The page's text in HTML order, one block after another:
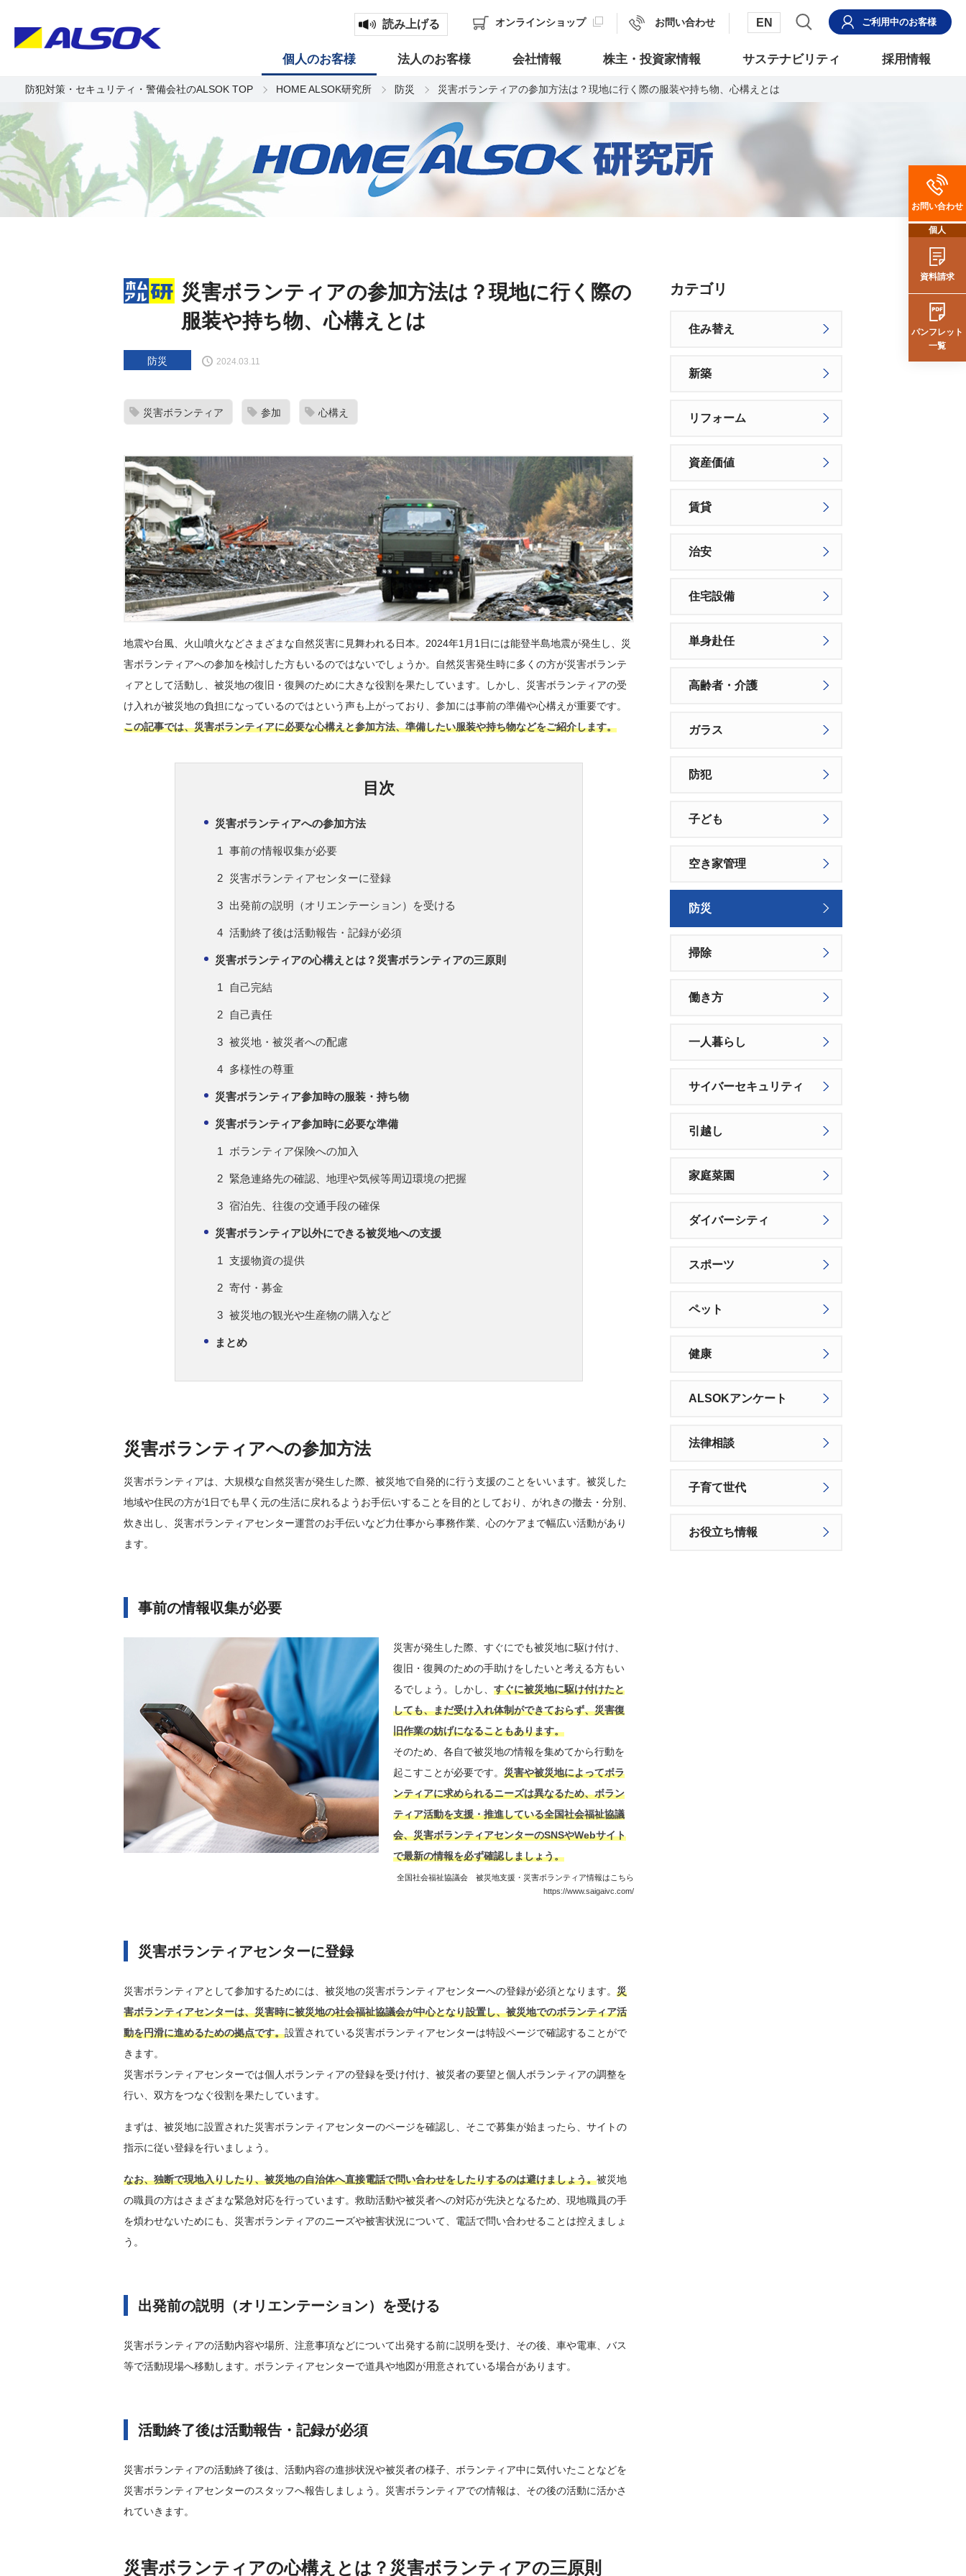
読み上げる オンラインショップ お問い合わせ EN ご利用中のお客様
個人のお客様 法人のお客様 会社情報 株主・投資家情報 サステナビリティ 採用情報
防犯対策・セキュリティ・警備会社のALSOK TOP HOME ALSOK研究所 防災 災害ボランティアの参加方法は？現地に行く際の服装や持ち物、心構えとは
災害ボランティアの参加方法は？現地に行く際の
服装や持ち物、心構えとは
防災 2024.03.11
災害ボランティア 参加 心構え
地震や台風、火山噴火などさまざまな自然災害に見舞われる日本。2024年1月1日には能登半島地震が発生し、災
害ボランティアへの参加を検討した方もいるのではないでしょうか。自然災害発生時に多くの方が災害ボランテ
ィアとして活動し、被災地の復旧・復興のために大きな役割を果たしています。しかし、災害ボランティアの受
け入れが被災地の負担になっているのではという声も上がっており、参加には事前の準備や心構えが重要です。
この記事では、災害ボランティアに必要な心構えと参加方法、準備したい服装や持ち物などをご紹介します。
目次
災害ボランティアへの参加方法
事前の情報収集が必要
災害ボランティアセンターに登録
出発前の説明（オリエンテーション）を受ける
活動終了後は活動報告・記録が必須
災害ボランティアの心構えとは？災害ボランティアの三原則
自己完結
自己責任
被災地・被災者への配慮
多様性の尊重
災害ボランティア参加時の服装・持ち物
災害ボランティア参加時に必要な準備
ボランティア保険への加入
緊急連絡先の確認、地理や気候等周辺環境の把握
宿泊先、往復の交通手段の確保
災害ボランティア以外にできる被災地への支援
支援物資の提供
寄付・募金
被災地の観光や生産物の購入など
まとめ
災害ボランティアへの参加方法
災害ボランティアは、大規模な自然災害が発生した際、被災地で自発的に行う支援のことをいいます。被災した
地域や住民の方が1日でも早く元の生活に戻れるようお手伝いすることを目的としており、がれきの撤去・分別、
炊き出し、災害ボランティアセンター運営のお手伝いなど力仕事から事務作業、心のケアまで幅広い活動があり
ます。
事前の情報収集が必要
災害が発生した際、すぐにでも被災地に駆け付け、
復旧・復興のための手助けをしたいと考える方もい
るでしょう。しかし、 すぐに被災地に駆け付けたと
しても、まだ受け入れ体制ができておらず、災害復
旧作業の妨げになることもあります。
そのため、各自で被災地の情報を集めてから行動を
起こすことが必要です。 災害や被災地によってボラ
ンティアに求められるニーズは異なるため、ボラン
ティア活動を支援・推進している全国社会福祉協議
会、災害ボランティアセンターのSNSやWebサイト
で最新の情報を必ず確認しましょう。
全国社会福祉協議会 被災地支援・災害ボランティア情報はこちら
https://www.saigaivc.com/
災害ボランティアセンターに登録
災害ボランティアとして参加するためには、被災地の災害ボランティアセンターへの登録が必須となります。 災
害ボランティアセンターは、災害時に被災地の社会福祉協議会が中心となり設置し、被災地でのボランティア活
動を円滑に進めるための拠点です。設置されている災害ボランティアセンターは特設ページで確認することがで
きます。
災害ボランティアセンターでは個人ボランティアの登録を受け付け、被災者の要望と個人ボランティアの調整を
行い、双方をつなぐ役割を果たしています。
まずは、被災地に設置された災害ボランティアセンターのページを確認し、そこで募集が始まったら、サイトの
指示に従い登録を行いましょう。
なお、独断で現地入りしたり、被災地の自治体へ直接電話で問い合わせをしたりするのは避けましょう。被災地
の職員の方はさまざまな緊急対応を行っています。救助活動や被災者への対応が先決となるため、現地職員の手
を煩わせないためにも、災害ボランティアのニーズや被害状況について、電話で問い合わせることは控えましょ
う。
出発前の説明（オリエンテーション）を受ける
災害ボランティアの活動内容や場所、注意事項などについて出発する前に説明を受け、その後、車や電車、バス
等で活動現場へ移動します。ボランティアセンターで道具や地図が用意されている場合があります。
活動終了後は活動報告・記録が必須
災害ボランティアの活動終了後は、活動内容の進捗状況や被災者の様子、ボランティア中に気付いたことなどを
災害ボランティアセンターのスタッフへ報告しましょう。災害ボランティアでの情報は、その後の活動に活かさ
れていきます。
災害ボランティアの心構えとは？災害ボランティアの三原則
カテゴリ
住み替え
新築
リフォーム
資産価値
賃貸
治安
住宅設備
単身赴任
高齢者・介護
ガラス
防犯
子ども
空き家管理
防災
掃除
働き方
一人暮らし
サイバーセキュリティ
引越し
家庭菜園
ダイバーシティ
スポーツ
ペット
健康
ALSOKアンケート
法律相談
子育て世代
お役立ち情報
お問い合わせ
個人
資料請求
パンフレット
一覧